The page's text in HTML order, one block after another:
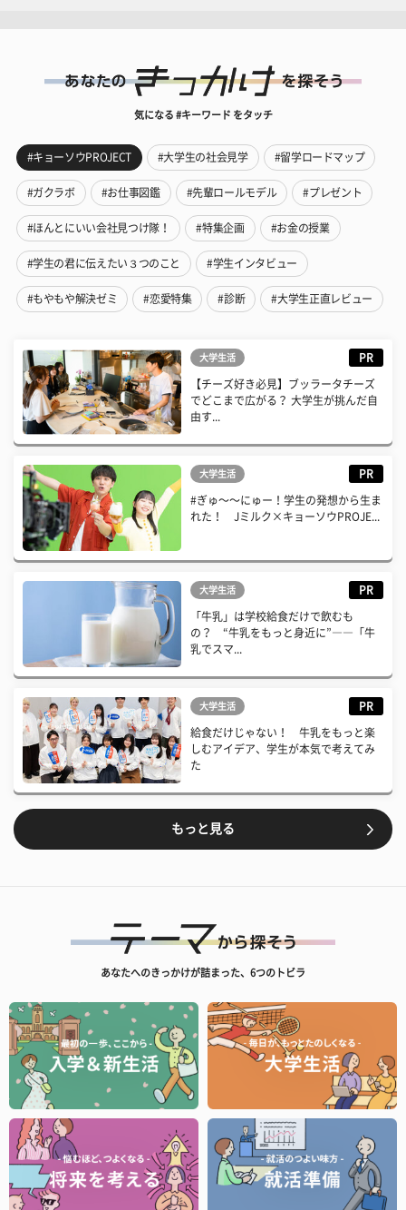
気になる #キーワード をタッチ
#キョーソウPROJECT #大学生の社会見学 #留学ロードマップ
#ガクラボ #お仕事図鑑 #先輩ロールモデル #プレゼント
#ほんとにいい会社見つけ隊！ #特集企画 #お金の授業
#学生の君に伝えたい３つのこと #学生インタビュー
#もやもや解決ゼミ #恋愛特集 #診断 #大学生正直レビュー
大学生活 PR
【チーズ好き必見】ブッラータチーズ
でどこまで広がる？ 大学生が挑んだ自
由す...
大学生活 PR
#ぎゅ〜〜にゅー！学生の発想から生ま
れた！ Jミルク×キョーソウPROJE...
大学生活 PR
「牛乳」は学校給食だけで飲むも
の？ “牛乳をもっと身近に”――「牛
乳でスマ...
大学生活 PR
給食だけじゃない！ 牛乳をもっと楽
しむアイデア、学生が本気で考えてみ
た
もっと見る
あなたへのきっかけが詰まった、6つのトビラ